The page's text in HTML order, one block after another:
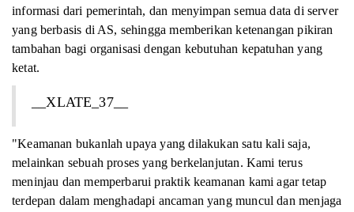
informasi dari pemerintah, dan menyimpan semua data di server
yang berbasis di AS, sehingga memberikan ketenangan pikiran
tambahan bagi organisasi dengan kebutuhan kepatuhan yang
ketat.
__XLATE_37__
"Keamanan bukanlah upaya yang dilakukan satu kali saja,
melainkan sebuah proses yang berkelanjutan. Kami terus
meninjau dan memperbarui praktik keamanan kami agar tetap
terdepan dalam menghadapi ancaman yang muncul dan menjaga